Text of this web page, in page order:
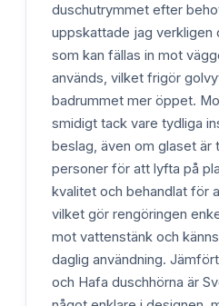
duschutrymmet efter
uppskattade jag verkligen
som kan fällas in mot
används, vilket frigör
badrummet mer öppet.
smidigt tack vare tydliga
beslag, även om glaset är
personer för att lyfta på
kvalitet och behandlat för
vilket gör rengöringen
mot vattenstänk och
daglig användning.
och Hafa duschhörna är